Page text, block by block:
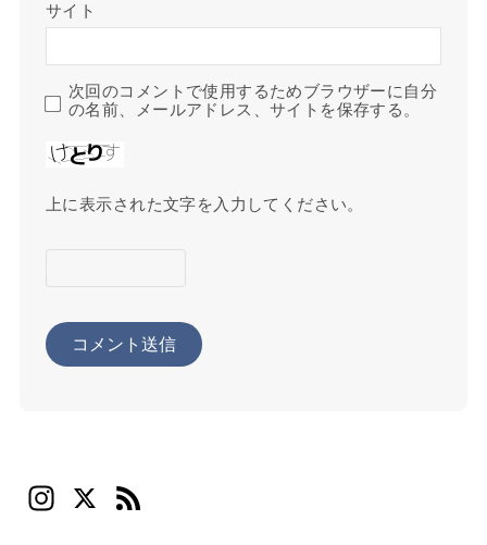
サイト
次回のコメントで使用するためブラウザーに自分
の名前、メールアドレス、サイトを保存する。
上に表示された文字を入力してください。
In
X